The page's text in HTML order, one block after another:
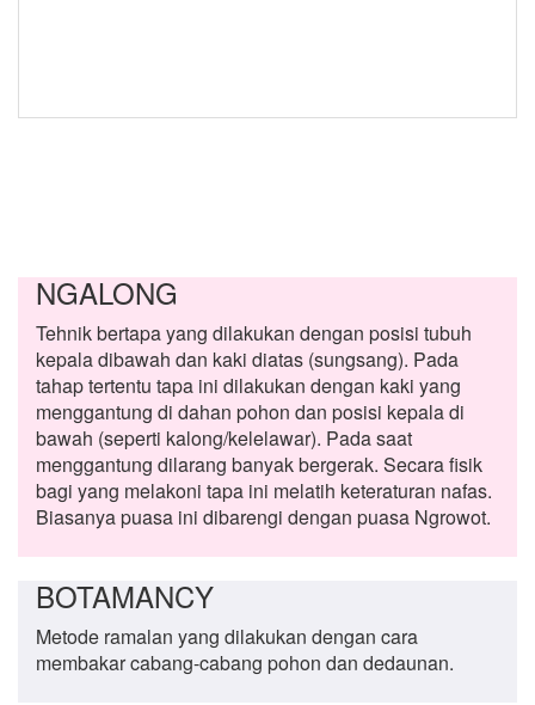
NGALONG
Tehnik bertapa yang dilakukan dengan posisi tubuh
kepala dibawah dan kaki diatas (sungsang). Pada
tahap tertentu tapa ini dilakukan dengan kaki yang
menggantung di dahan pohon dan posisi kepala di
bawah (seperti kalong/kelelawar). Pada saat
menggantung dilarang banyak bergerak. Secara fisik
bagi yang melakoni tapa ini melatih keteraturan nafas.
Biasanya puasa ini dibarengi dengan puasa Ngrowot.
BOTAMANCY
Metode ramalan yang dilakukan dengan cara
membakar cabang-cabang pohon dan dedaunan.